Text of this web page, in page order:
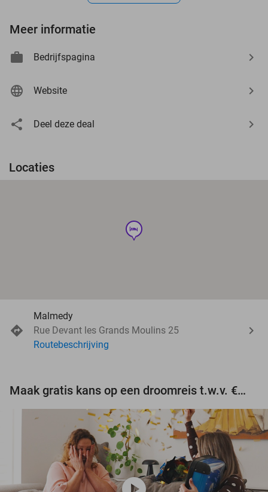
Meer informatie
Bedrijfspagina
Website
Deel deze deal
Locaties
hotel
Malmedy
Rue Devant les Grands Moulins 25
Routebeschrijving
Maak gratis kans op een droomreis t.w.v. €3.000!